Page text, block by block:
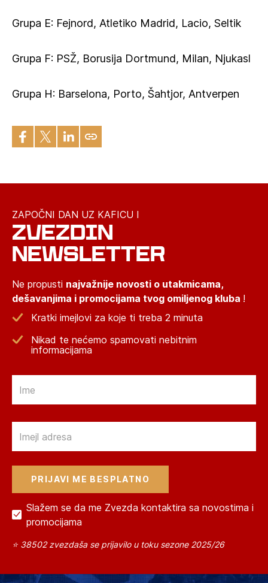
Grupa E: Fejnord, Atletiko Madrid, Lacio, Seltik
Grupa F: PSŽ, Borusija Dortmund, Milan, Njukasl
Grupa H: Barselona, Porto, Šahtjor, Antverpen
ZAPOČNI DAN UZ KAFICU I
ZVEZDIN
NEWSLETTER
Ne propusti najvažnije novosti o utakmicama,
dešavanjima i promocijama tvog omiljenog kluba !
Kratki imejlovi za koje ti treba 2 minuta
Nikad te nećemo spamovati nebitnim
informacijama
Slažem se da me Zvezda kontaktira sa novostima i
promocijama
⭐ 38502 zvezdaša se prijavilo u toku sezone 2025/26